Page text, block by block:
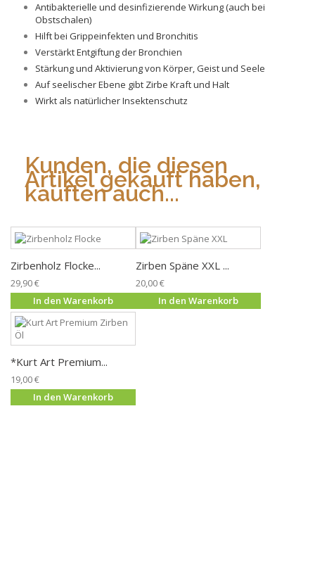
Antibakterielle und desinfizierende Wirkung (auch bei
Obstschalen)
Hilft bei Grippeinfekten und Bronchitis
Verstärkt Entgiftung der Bronchien
Stärkung und Aktivierung von Körper, Geist und Seele
Auf seelischer Ebene gibt Zirbe Kraft und Halt
Wirkt als natürlicher Insektenschutz
Kunden, die diesen
Artikel gekauft haben,
kauften auch...
Zirbenholz Flocke...
29,90 €
In den Warenkorb
Zirben Späne XXL ...
20,00 €
In den Warenkorb
*Kurt Art Premium...
19,00 €
In den Warenkorb